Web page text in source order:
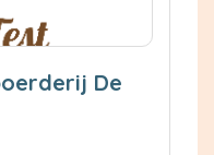
De